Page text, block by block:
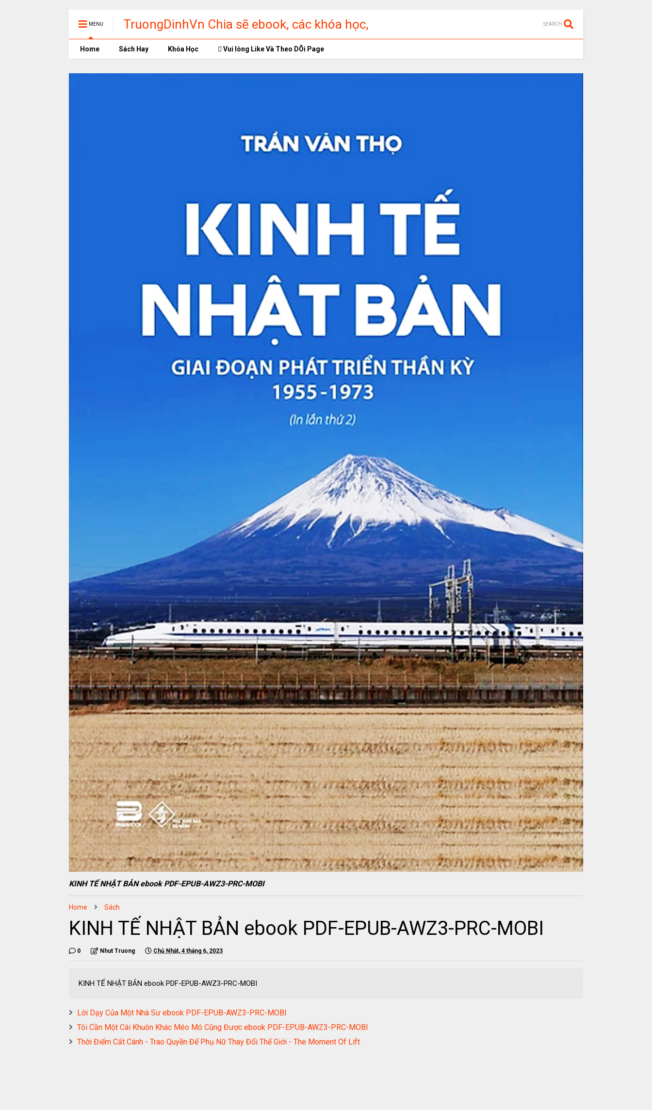
MENU
TruongDinhVn Chia sẽ ebook, các khóa học,
phần mềm học tập miễn phí
SEARCH
Home Sách Hay Khóa Học Vui lòng Like Và Theo DÕi Page
KINH TẾ NHẬT BẢN ebook PDF-EPUB-AWZ3-PRC-MOBI
Home Sách
KINH TẾ NHẬT BẢN ebook PDF-EPUB-AWZ3-PRC-MOBI
0 Nhut Truong Chủ Nhật, 4 tháng 6, 2023
KINH TẾ NHẬT BẢN ebook PDF-EPUB-AWZ3-PRC-MOBI
Lời Dạy Của Một Nhà Sư ebook PDF-EPUB-AWZ3-PRC-MOBI
Tôi Cần Một Cái Khuôn Khác Méo Mó Cũng Được ebook PDF-EPUB-AWZ3-PRC-MOBI
Thời Điểm Cất Cánh - Trao Quyền Để Phụ Nữ Thay Đổi Thế Giới - The Moment Of Lift